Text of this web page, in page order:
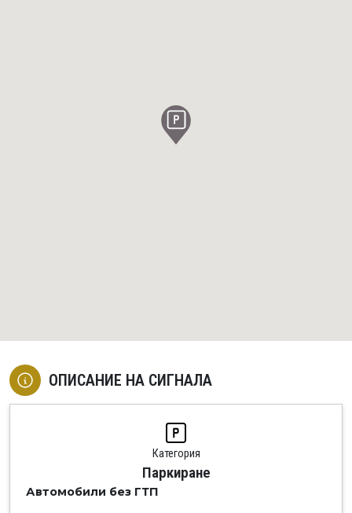
ОПИСАНИЕ НА СИГНАЛА
Категория
Паркиране
Автомобили без ГТП